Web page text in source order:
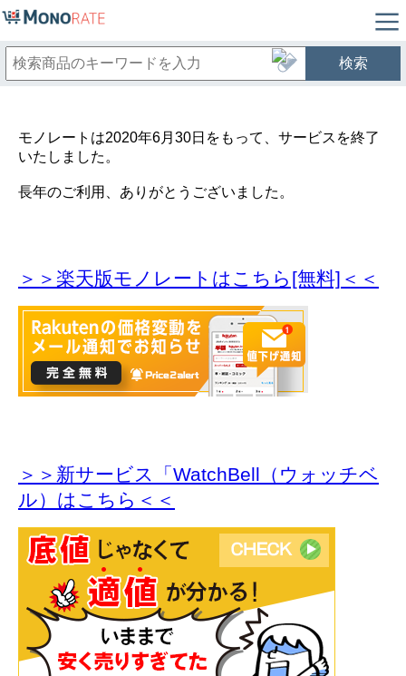
検索
モノレートは2020年6月30日をもって、サービスを終了
いたしました。
長年のご利用、ありがとうございました。
＞＞楽天版モノレートはこちら[無料]＜＜
＞＞新サービス「WatchBell（ウォッチベ
ル）はこちら＜＜